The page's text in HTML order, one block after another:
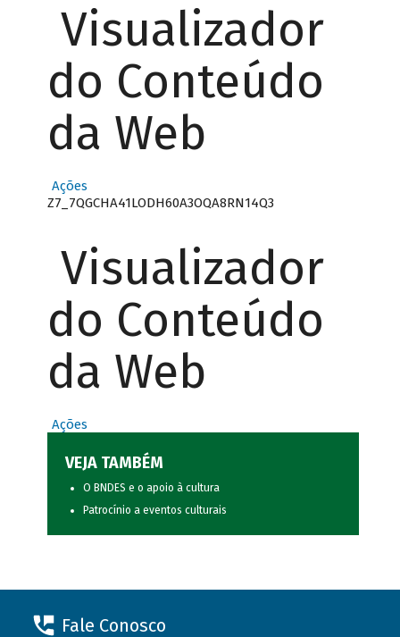
Visualizador
do Conteúdo
da Web
Ações
Z7_7QGCHA41LODH60A3OQA8RN14Q3
Visualizador
do Conteúdo
da Web
Ações
VEJA TAMBÉM
O BNDES e o apoio à cultura
Patrocínio a eventos culturais
Fale Conosco